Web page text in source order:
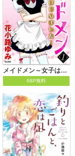
メイドメン～女子はじめました～
68P無料